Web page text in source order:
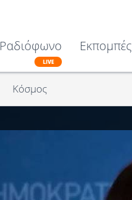
Κόσμος
Ραδιόφωνο
LIVE
Εκπομπές